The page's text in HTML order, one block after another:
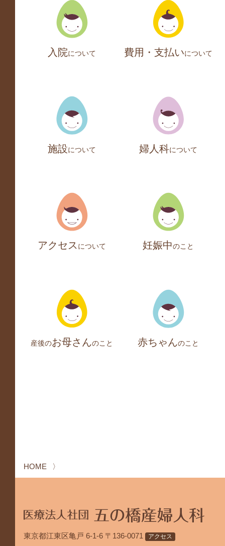
入院について 費用・支払いについて
施設について 婦人科について
アクセス について 妊娠中のこと
産後のお母さんのこと 赤ちゃんのこと
HOME
東京都江東区亀戸 6-1-6 〒136-0071 アクセス